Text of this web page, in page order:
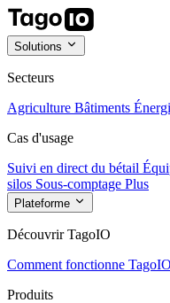
Solutions
Secteurs
Agriculture Bâtiments
Cas d'usage
Suivi en direct du bétail
silos Sous-comptage Plus
Plateforme
Découvrir TagoIO
Comment fonctionne TagoIO
Produits